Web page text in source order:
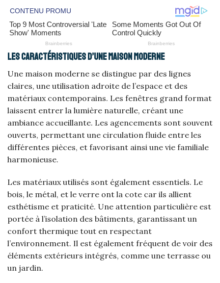
Les caractéristiques d’une maison moderne
Une maison moderne se distingue par des lignes
claires, une utilisation adroite de l’espace et des
matériaux contemporains. Les fenêtres grand format
laissent entrer la lumière naturelle, créant une
ambiance accueillante. Les agencements sont souvent
ouverts, permettant une circulation fluide entre les
différentes pièces, et favorisant ainsi une vie familiale
harmonieuse.
Les matériaux utilisés sont également essentiels. Le
bois, le métal, et le verre ont la cote car ils allient
esthétisme et praticité. Une attention particulière est
portée à l’isolation des bâtiments, garantissant un
confort thermique tout en respectant
l’environnement. Il est également fréquent de voir des
éléments extérieurs intégrés, comme une terrasse ou
un jardin.